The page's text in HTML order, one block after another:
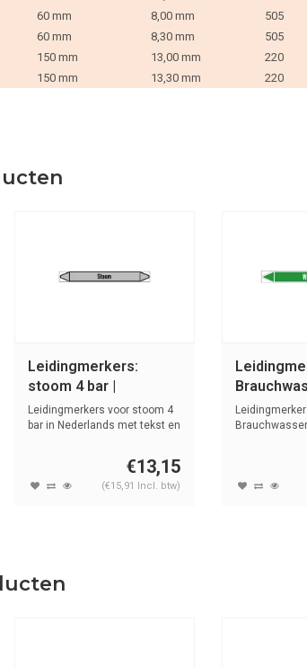
60 mm 8,00 mm 505
60 mm 8,30 mm 505
150 mm 13,00 mm 220
150 mm 13,30 mm 220
Leidingmerkers:
stoom 4 bar |
Nederlands | Stoom
Leidingmerkers voor stoom 4
bar in Nederlands met tekst en
€13,15
(€15,91 Incl. btw)
Water